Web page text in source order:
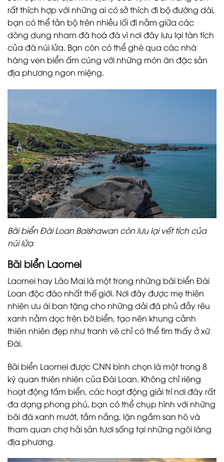
rất thích hợp với những ai có sở thích đi bộ đường dài,
bạn có thể tản bộ trên nhiều lối đi nằm giữa các
dòng dung nham đã hoá đá vì nơi đây lưu lại tàn tích
của đá núi lửa. Bạn còn có thể ghé qua các nhà
hàng ven biển ấm cúng với những món ăn đặc sản
địa phương ngon miệng.
Bãi biển Đài Loan Baishawan còn lưu lại vết tích của
núi lửa
Bãi biển Laomei
Laomei hay Lão Mai là một trong những bãi biển Đài
Loan độc đáo nhất thế giới. Nơi đây được mẹ thiên
nhiên ưu ái ban tặng cho những dải đá phủ đầy rêu
xanh nằm dọc trên bờ biển, tạo nên khung cảnh
thiên nhiên đẹp như tranh vẽ chỉ có thể tìm thấy ở xứ
Đài.
Bãi biển Laomei được CNN bình chọn là một trong 8
kỳ quan thiên nhiên của Đài Loan. Không chỉ riêng
hoạt động tắm biển, các hoạt động giải trí nơi đây rất
đa dạng phong phú, bạn có thể chụp hình với những
bãi đá xanh mướt, tắm nắng, lặn ngắm san hô và
tham quan chợ hải sản tươi sống tại những ngôi làng
địa phương.